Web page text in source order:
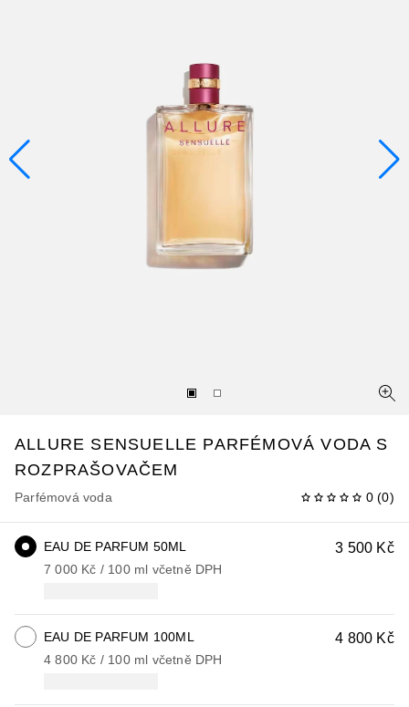
ALLURE SENSUELLE PARFÉMOVÁ VODA S
ROZPRAŠOVAČEM
Parfémová voda 0 (0)
3 500 Kč
EAU DE PARFUM 50ML
7 000 Kč / 100 ml včetně DPH
4 800 Kč
EAU DE PARFUM 100ML
4 800 Kč / 100 ml včetně DPH